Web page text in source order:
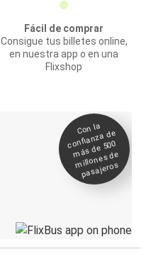
Fácil de comprar
Consigue tus billetes online,
en nuestra app o en una
Flixshop
Con la
confianza de
más de 500
millones de
pasajeros